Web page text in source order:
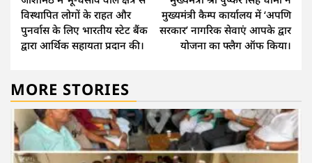
Reading
विस्थापित लोगों के राहत और
पुनर्वास के लिए भारतीय स्टेट बैंक
द्वारा आर्थिक सहायता प्रदान की।
मुख्यमंत्री कैम्प कार्यालय में ‘अपणि
सरकार’ नागरिक सेवाएं आपके द्वार
योजना का फ्लैग ऑफ किया।
MORE STORIES